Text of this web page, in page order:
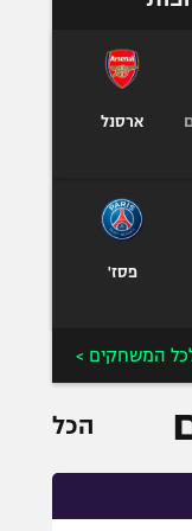
ארסנל
פסז'
המשחקים >
הכל